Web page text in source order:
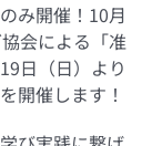
み開催！10月
会による「准
日（日）より
開催します！